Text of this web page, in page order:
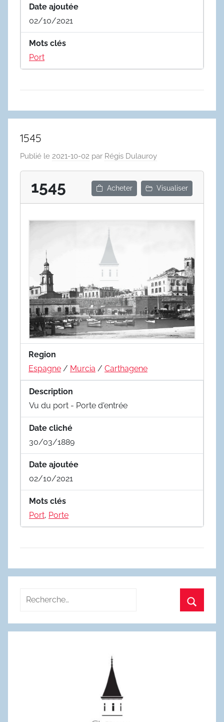
Date ajoutée
02/10/2021
Mots clés
Port
1545
Publié le 2021-10-02 par Régis Dulauroy
1545 Acheter Visualiser
Region
Espagne / Murcia / Carthagene
Description
Vu du port - Porte d'entrée
Date cliché
30/03/1889
Date ajoutée
02/10/2021
Mots clés
Port, Porte
Recherche
: